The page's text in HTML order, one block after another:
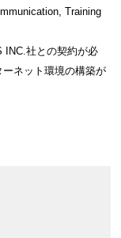
Training
INC.社との契約が必
ネット環境の構築が